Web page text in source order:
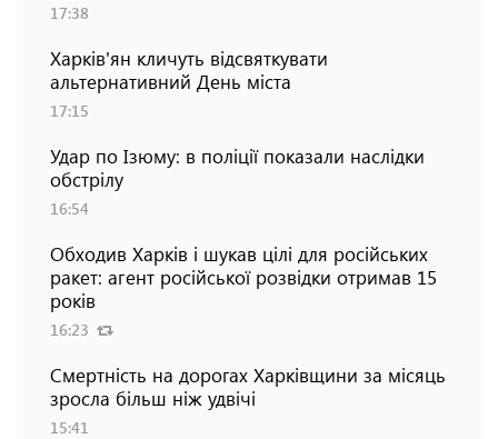
17:38
Харків'ян кличуть відсвяткувати
альтернативний День міста
17:15
Удар по Ізюму: в поліції показали наслідки
обстрілу
16:54
Обходив Харків і шукав цілі для російських
ракет: агент російської розвідки отримав 15
років
16:23
Смертність на дорогах Харківщини за місяць
зросла більш ніж удвічі
15:41